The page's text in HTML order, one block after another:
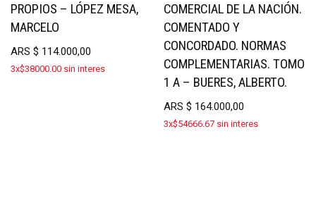
PROPIOS – LÓPEZ MESA,
MARCELO
ARS $ 114.000,00
3x$38000.00 sin interes
COMERCIAL DE LA NACIÓN.
COMENTADO Y
CONCORDADO. NORMAS
COMPLEMENTARIAS. TOMO
1 A – BUERES, ALBERTO.
ARS$ 164.000,00
3x$54666.67 sin interes